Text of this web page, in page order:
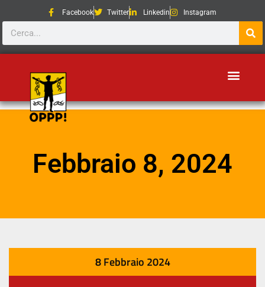
Facebook Twitter Linkedin Instagram
Febbraio 8, 2024
8 Febbraio 2024